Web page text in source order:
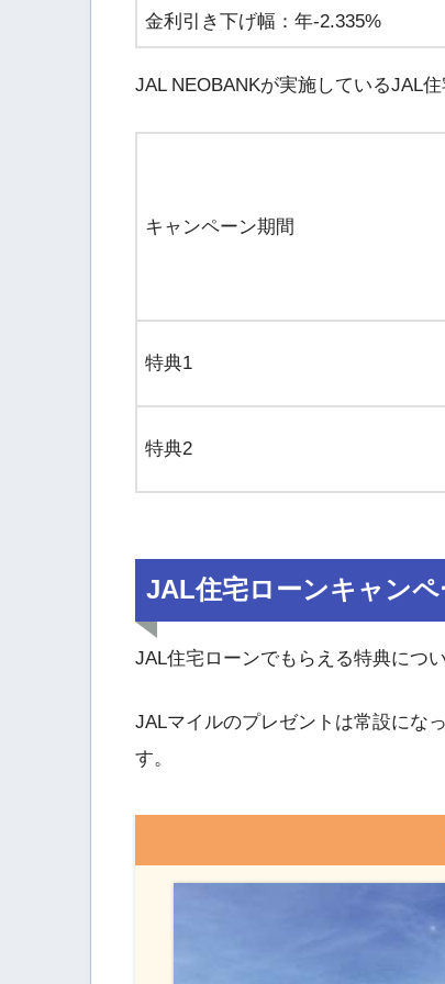
金利引き下げ幅：年-2.335%
JAL NEOBANKが実施しているJAL
キャンペーン期間
特典1
特典2
JAL住宅ローンキャン
JAL住宅ローンでもらえる特典につ
JALマイルのプレゼントは常設にな
す。